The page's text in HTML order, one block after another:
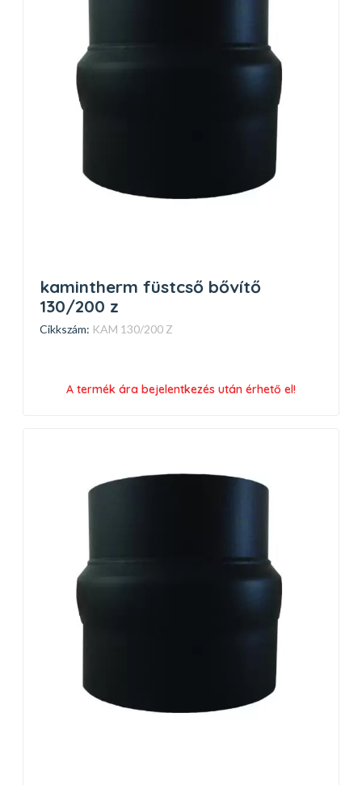
kamintherm füstcső bővítő
130/200 z
Cikkszám: KAM 130/200 Z
A termék ára bejelentkezés után érhető el!